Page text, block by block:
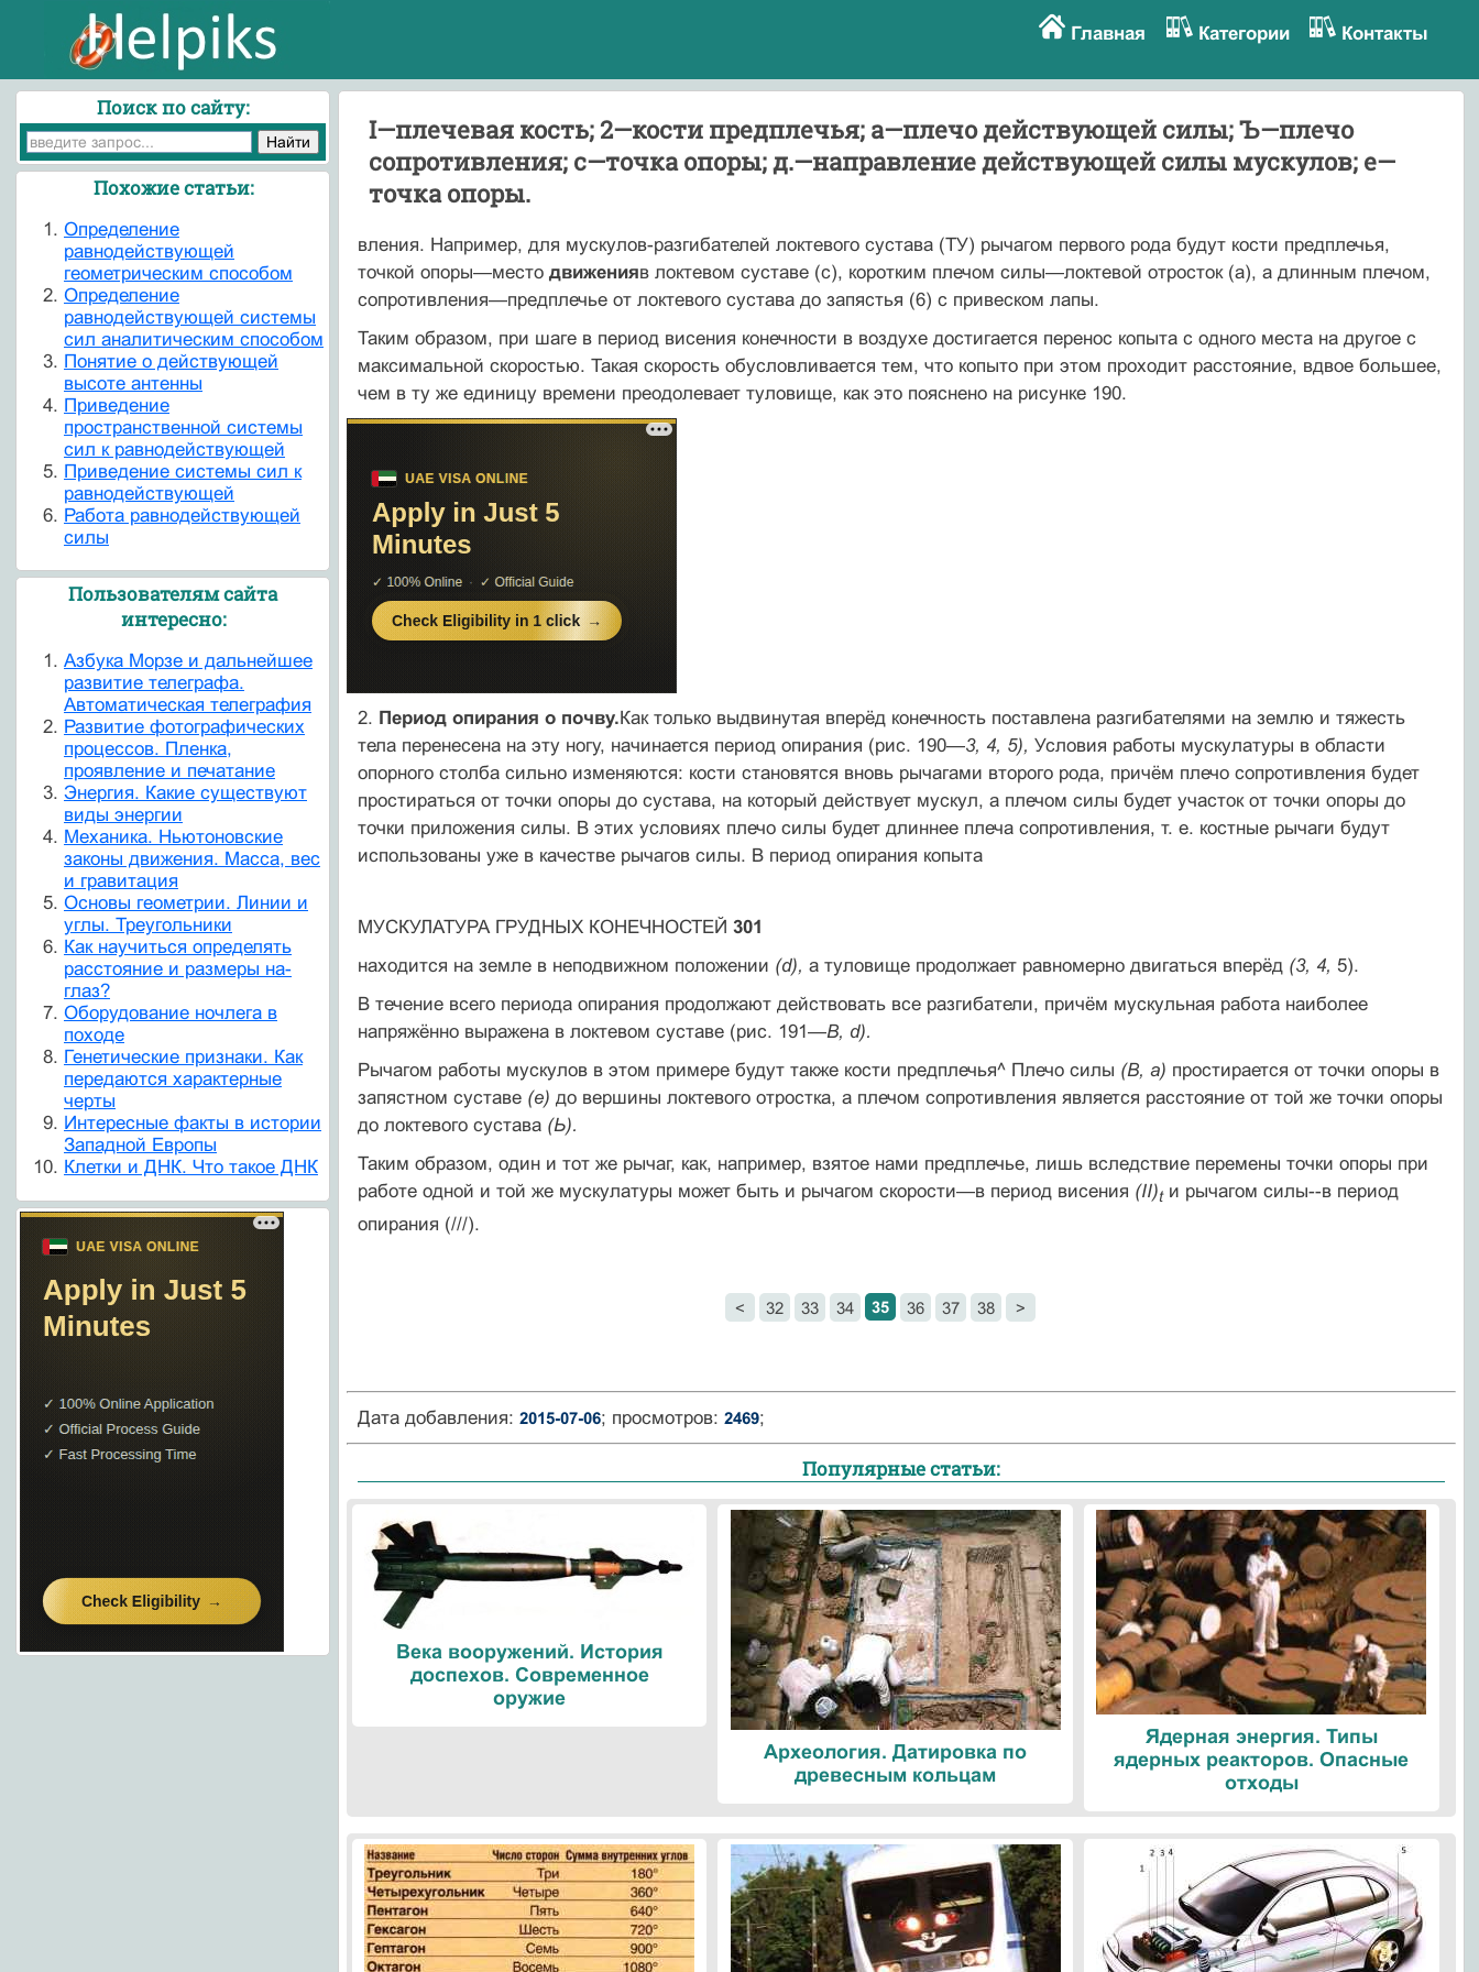
Главная Категории Контакты
I—плечевая кость; 2—кости предплечья; а—плечо действующей силы; Ъ—плечо
сопротивления; с—точка опоры; д.—направление действу­ющей силы мускулов; е—
точка опоры.
вления. Например, для мускулов-разгибателей локтевого сустава (ТУ) рыча­гом первого рода будут кости предплечья,
точкой опоры—место движенияв локтевом суставе (с), коротким плечом силы—локтевой отросток (а), а длин­ным плечом,
сопротивления—предплечье от локтевого сустава до запястья (6) с привеском лапы.
Таким образом, при шаге в период висения конечности в воздухе дости­гается перенос копыта с одного места на другое с
максимальной скоростью. Такая скорость обусловливается тем, что копыто при этом проходит расстоя­ние, вдвое большее,
чем в ту же единицу времени преодолевает туловище, как это пояснено на рисунке 190.
2. Период опирания о почву.Как только выдвинутая вперёд конечность поставлена разгибателями на землю и тяжесть
тела перенесена на эту ногу, начинается период опирания (рис. 190—3, 4, 5), Условия работы мускула­туры в области
опорного столба сильно изменяются: кости становятся вновь рычагами второго рода, причём плечо сопротивления будет
простираться от точки опоры до сустава, на который действует мускул, а плечом силы будет участок от точки опоры до
точки приложения силы. В этих условиях плечо силы будет длиннее плеча сопротивления, т. е. костные рычаги будут
использованы уже в качестве рычагов силы. В период опирания копыта
МУСКУЛАТУРА ГРУДНЫХ КОНЕЧНОСТЕЙ 301
находится на земле в неподвижном положении (d), а туловище продолжает равномерно двигаться вперёд (3, 4, 5).
В течение всего периода опирания продолжают действовать все разги­батели, причём мускульная работа наиболее
напряжённо выражена в лок­тевом суставе (рис. 191—В, d).
Рычагом работы мускулов в этом примере будут также кости предплечья^ Плечо силы (В, а) простирается от точки опоры в
запястном суставе (е) до вершины локтевого отростка, а плечом сопротивления является расстоя­ние от той же точки опоры
до локтевого сустава (Ь).
Таким образом, один и тот же рычаг, как, например, взятое нами пред­плечье, лишь вследствие перемены точки опоры при
работе одной и той же мускулатуры может быть и рычагом скорости—в период висения (II)t и рычагом силы--в период
опирания (///).
< 32 33 34 35 36 37 38 >
Дата добавления: 2015-07-06; просмотров: 2469;
Популярные статьи:
Века вооружений. История
доспехов. Современное
оружие
Археология. Датировка по
древесным кольцам
Ядерная энергия. Типы
ядерных реакторов. Опасные
отходы
Поиск по сайту:
Похожие статьи:
Определение
равнодействующей
геометрическим способом
Определение
равнодействующей системы
сил аналитическим способом
Понятие о действующей
высоте антенны
Приведение
пространственной системы
сил к равнодействующей
Приведение системы сил к
равнодействующей
Работа равнодействующей
силы
Пользователям сайта
интересно:
Азбука Морзе и дальнейшее
развитие телеграфа.
Автоматическая телеграфия
Развитие фотографических
процессов. Пленка,
проявление и печатание
Энергия. Какие существуют
виды энергии
Механика. Ньютоновские
законы движения. Масса, вес
и гравитация
Основы геометрии. Линии и
углы. Треугольники
Как научиться определять
расстояние и размеры на-
глаз?
Оборудование ночлега в
походе
Генетические признаки. Как
передаются характерные
черты
Интересные факты в истории
Западной Европы
Клетки и ДНК. Что такое ДНК